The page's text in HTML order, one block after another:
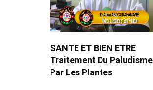
SANTE ET BIEN ETRE
Traitement Du Paludisme
Par Les Plantes